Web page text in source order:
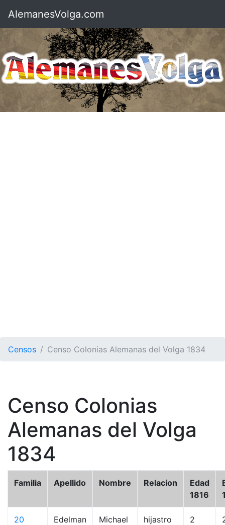
AlemanesVolga.com
Censos Censo Colonias Alemanas del Volga 1834
Censo Colonias
Alemanas del Volga
1834
Familia Apellido Nombre Relacion
Edad
1816
20 Edelman Michael hijastro 2